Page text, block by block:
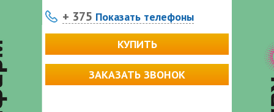
+ 375 Показать телефоны
КУПИТЬ
ЗАКАЗАТЬ ЗВОНОК